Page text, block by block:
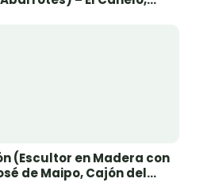
(Escultor en Madera con
de Maipo, Cajón del